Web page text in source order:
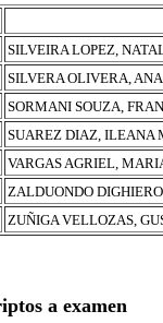
SILVEIRA LOPEZ,
SILVERA OLIVERA,
SORMANI SOUZA,
SUAREZ DIAZ, ILEANA
VARGAS AGRIEL,
ZALDUONDO
ZUÑIGA VELLOZAS,
a examen